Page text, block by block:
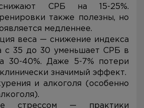
СРБ на 15-25%.
также полезны, но
медленнее.
веса — снижение индекса
с 35 до 30 уменьшает СРБ в
30-40%. Даже 5-7% потери
значимый эффект.
и алкоголя (особенно
стрессом — практики